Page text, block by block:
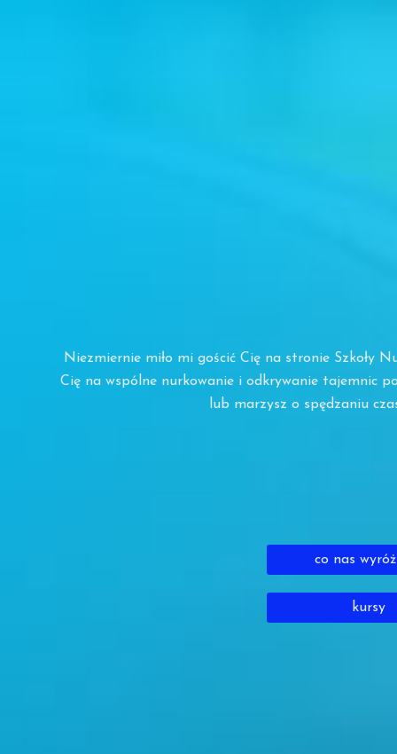
Niezmiernie miło mi gościć Cię na stronie Szkoły
Cię na wspólne nurkowanie i odkrywanie tajemnic
lub marzysz o spędzaniu
co nas
kursy